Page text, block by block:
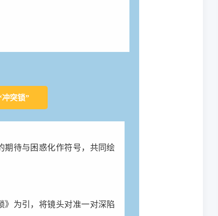
冲突锁”
期待与困惑化作符号，共同绘
》为引，将镜头对准一对深陷